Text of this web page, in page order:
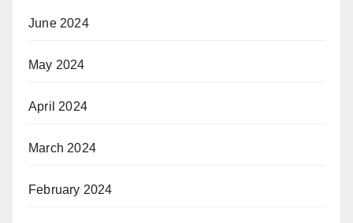
June 2024
May 2024
April 2024
March 2024
February 2024